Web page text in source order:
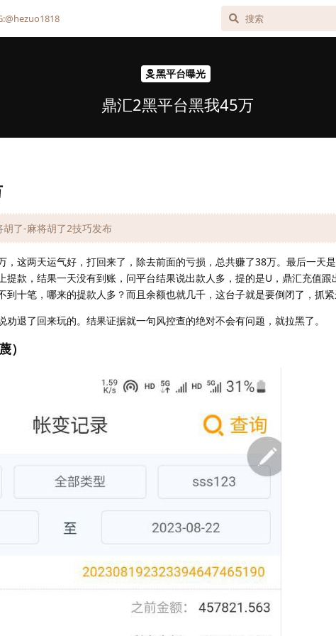
黑平台曝光
鼎汇2黑平台黑我45万
了-麻将胡了2技巧发布
，这两天运气好，打回来了，除去前面的亏损，总共赚了38万。最后一天
提款，结果一天没有到账，问平台结果说出款人多，提的是U，鼎汇充值跟
十笔，哪来的提款人多？而且余额也就几千，这台子就是要倒闭了，抓紧
退了回来玩的。结果证据就一句风控查的绝对不会有问题，就拉黑了。
）